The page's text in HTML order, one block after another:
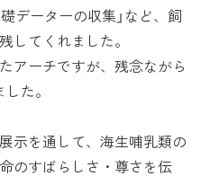
データーの収集」など、飼
してくれました。
アーチですが、残念ながら
た。
示を通して、海生哺乳類の
のすばらしさ・尊さを伝